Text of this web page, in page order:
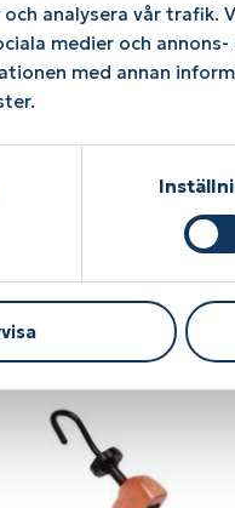
analysera vår trafik.
medier och
med annan
Stabilt sport &
med framfotsstöd
790,00kr
Läs mer / Köp